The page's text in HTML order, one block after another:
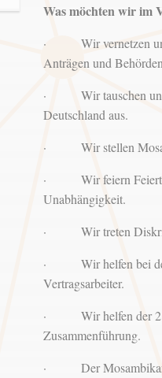
Was möchten wir im
· Wir vernetzen uns,
Anträgen und
· Wir tauschen uns
Deutschland aus.
· Wir stellen
· Wir feiern
Unabhängigkeit.
· Wir treten
· Wir helfen bei der
Vertragsarbeiter.
· Wir helfen der 2.
Zusammenführung.
· Der